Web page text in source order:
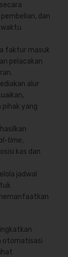
dan
waktu
faktur masuk
pelacakan
alur
yang
time,
kas dan
jadwal
otomatisasi